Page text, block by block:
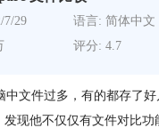
7/29 语言: 简体中文
评分: 4.7
文件过多，有的都存了
现他不仅仅有文件对比